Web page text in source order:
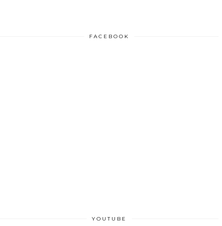
FACEBOOK
YOUTUBE